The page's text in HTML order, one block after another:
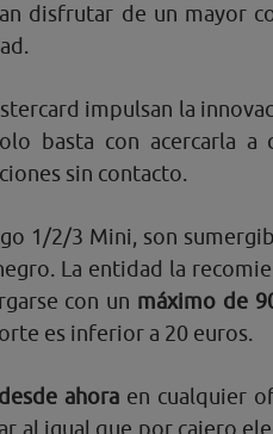
disfrutar de un mayor
impulsan la
basta con acercarla a
sin contacto.
1/2/3 Mini, son
La entidad la
con un máximo de
es inferior a 20 euros.
ahoraen cualquier
al igual que por cajero